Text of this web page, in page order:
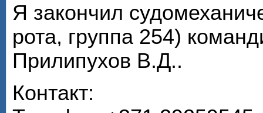
Я закончил
рота, группа 254)
Прилипухов В.Д..
Контакт: